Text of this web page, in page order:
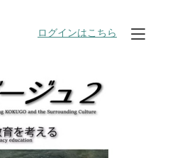
ログインはこちら